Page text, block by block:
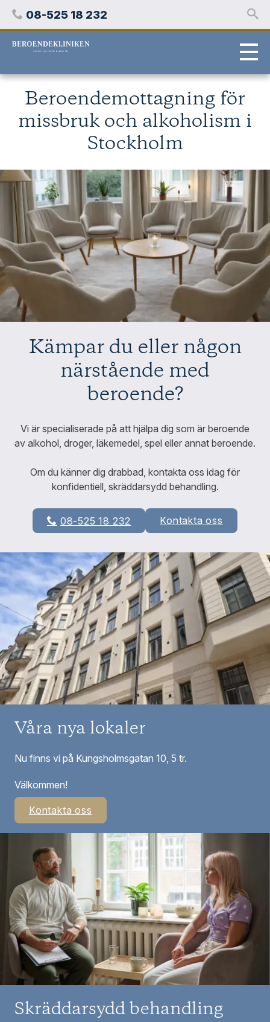
Hoppa
innehåll
Telefon
08-525 18 232
Stockholms
Beroendemottagning för
missbruk och alkoholism i
Stockholm
Kämpar du eller någon
närstående med
beroende?
Vi är specialiserade på att hjälpa dig som är beroende
av alkohol, droger, läkemedel, spel eller annat beroende.
Om du känner dig drabbad, kontakta oss idag för
konfidentiell, skräddarsydd behandling.
08-525 18 232 Kontakta oss
Våra nya lokaler
Nu finns vi på Kungsholmsgatan 10, 5 tr.
Välkommen!
Kontakta oss
Skräddarsydd behandling